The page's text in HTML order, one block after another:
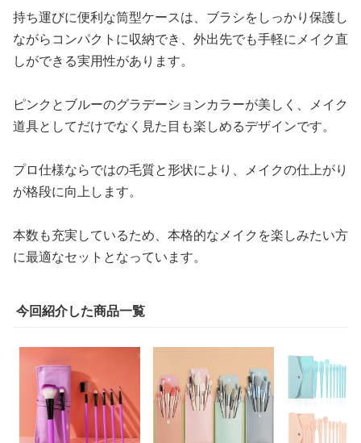
持ち運びに便利な筒型ケースは、ブラシをしっかり保護し
ながらコンパクトに収納でき、外出先でも手軽にメイク直
しができる実用性があります。
ピンクとブルーのグラデーションカラーが美しく、メイク
道具としてだけでなく見た目も楽しめるデザインです。
プロ仕様ならではの毛質と形状により、メイクの仕上がり
が格段に向上します。
本数も充実しているため、本格的なメイクを楽しみたい方
に最適なセットとなっています。
今回紹介した商品一覧